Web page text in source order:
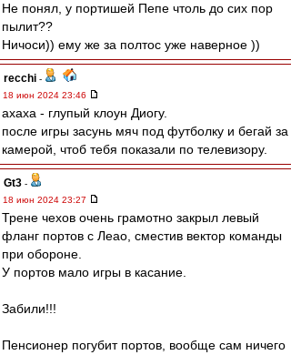
Не понял, у портишей Пепе чтоль до сих пор
пылит??
Ничоси)) ему же за полтос уже наверное ))
recchi -
18 июн 2024 23:46
ахаха - глупый клоун Диогу.
после игры засунь мяч под футболку и бегай за
камерой, чтоб тебя показали по телевизору.
Gt3 -
18 июн 2024 23:27
Трене чехов очень грамотно закрыл левый
фланг портов с Леао, сместив вектор команды
при обороне.
У портов мало игры в касание.
Забили!!!
Пенсионер погубит портов, вообще сам ничего